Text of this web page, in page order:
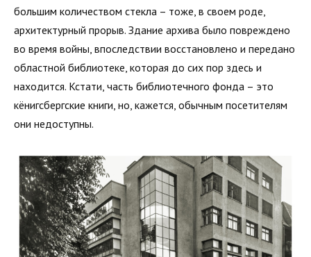
большим количеством стекла – тоже, в своем роде,
архитектурный прорыв. Здание архива было повреждено
во время войны, впоследствии восстановлено и передано
областной библиотеке, которая до сих пор здесь и
находится. Кстати, часть библиотечного фонда – это
кёнигсбергские книги, но, кажется, обычным посетителям
они недоступны.